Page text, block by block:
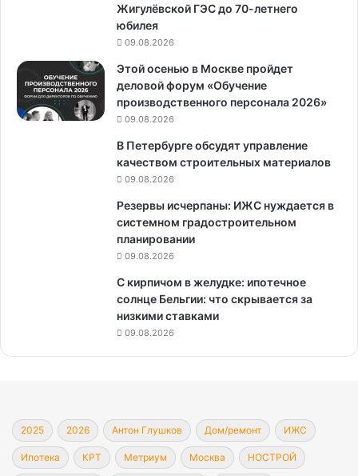
Жигулёвской ГЭС до 70-летнего
юбилея
09.08.2026
Этой осенью в Москве пройдет
деловой форум «Обучение
производственного персонала 2026»
09.08.2026
В Петербурге обсудят управление
качеством строительных материалов
09.08.2026
Резервы исчерпаны: ИЖС нуждается в
системном градостроительном
планировании
09.08.2026
С кирпичом в желудке: ипотечное
солнце Бельгии: что скрывается за
низкими ставками
09.08.2026
2025 2026 Антон Глушков Дом/ремонт ИЖС
Ипотека КРТ Метриум Москва НОСТРОЙ